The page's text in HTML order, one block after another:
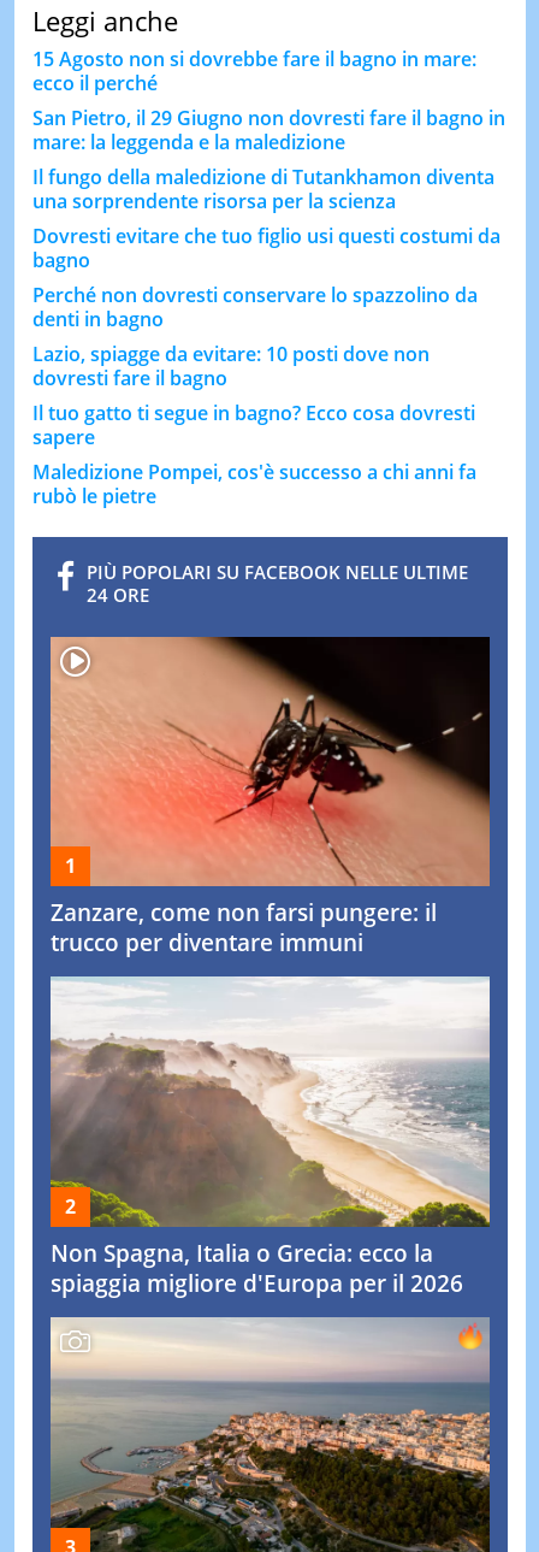
Leggi anche
15 Agosto non si dovrebbe fare il bagno in mare:
ecco il perché
San Pietro, il 29 Giugno non dovresti fare il bagno in
mare: la leggenda e la maledizione
Il fungo della maledizione di Tutankhamon diventa
una sorprendente risorsa per la scienza
Dovresti evitare che tuo figlio usi questi costumi da
bagno
Perché non dovresti conservare lo spazzolino da
denti in bagno
Lazio, spiagge da evitare: 10 posti dove non
dovresti fare il bagno
Il tuo gatto ti segue in bagno? Ecco cosa dovresti
sapere
Maledizione Pompei, cos'è successo a chi anni fa
rubò le pietre
PIÙ POPOLARI SU FACEBOOK NELLE ULTIME
24 ORE
Zanzare, come non farsi pungere: il
trucco per diventare immuni
Non Spagna, Italia o Grecia: ecco la
spiaggia migliore d'Europa per il 2026